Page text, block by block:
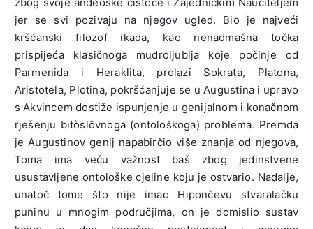
jer se svi pozivaju na njegov ugled. Bio je najveći
kršćanski filozof ikada, kao nenadmašna točka
prispijeća klasičnoga mudroljublja koje počinje od
Parmenida i Heraklita, prolazi Sokrata, Platona,
Aristotela, Plotina, pokršćanjuje se u Augustina i upravo
s Akvincem dostiže ispunjenje u genijalnom i konačnom
rješenju bitòslôvnoga (ontološkoga) problema. Premda
je Augustinov genij napabirčio više znanja od njegova,
Toma ima veću važnost baš zbog jedinstvene
usustavljene ontološke cjeline koju je ostvario. Nadalje,
unatoč tome što nije imao Hipončevu stvaralačku
puninu u mnogim područjima, on je domislio sustav